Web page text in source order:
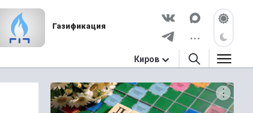
Газификация
Киров